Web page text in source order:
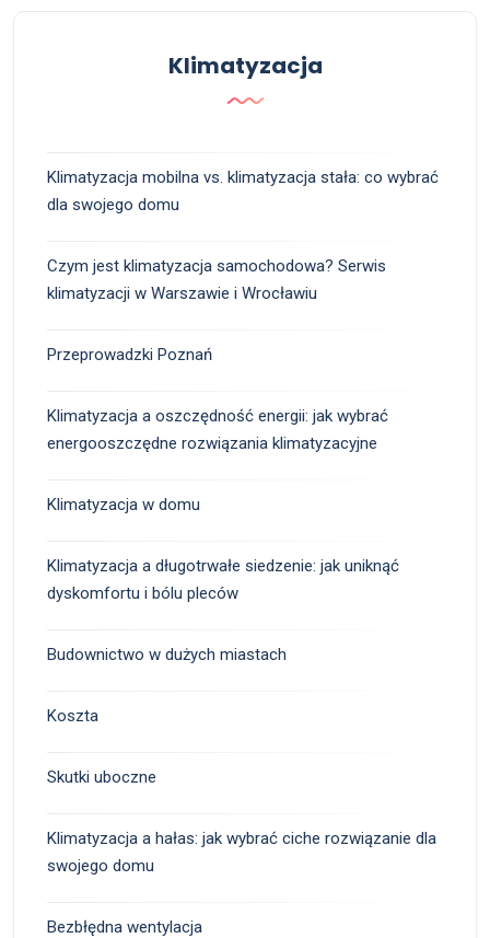
Klimatyzacja
Klimatyzacja mobilna vs. klimatyzacja stała: co wybrać
dla swojego domu
Czym jest klimatyzacja samochodowa? Serwis
klimatyzacji w Warszawie i Wrocławiu
Przeprowadzki Poznań
Klimatyzacja a oszczędność energii: jak wybrać
energooszczędne rozwiązania klimatyzacyjne
Klimatyzacja w domu
Klimatyzacja a długotrwałe siedzenie: jak uniknąć
dyskomfortu i bólu pleców
Budownictwo w dużych miastach
Koszta
Skutki uboczne
Klimatyzacja a hałas: jak wybrać ciche rozwiązanie dla
swojego domu
Bezbłędna wentylacja